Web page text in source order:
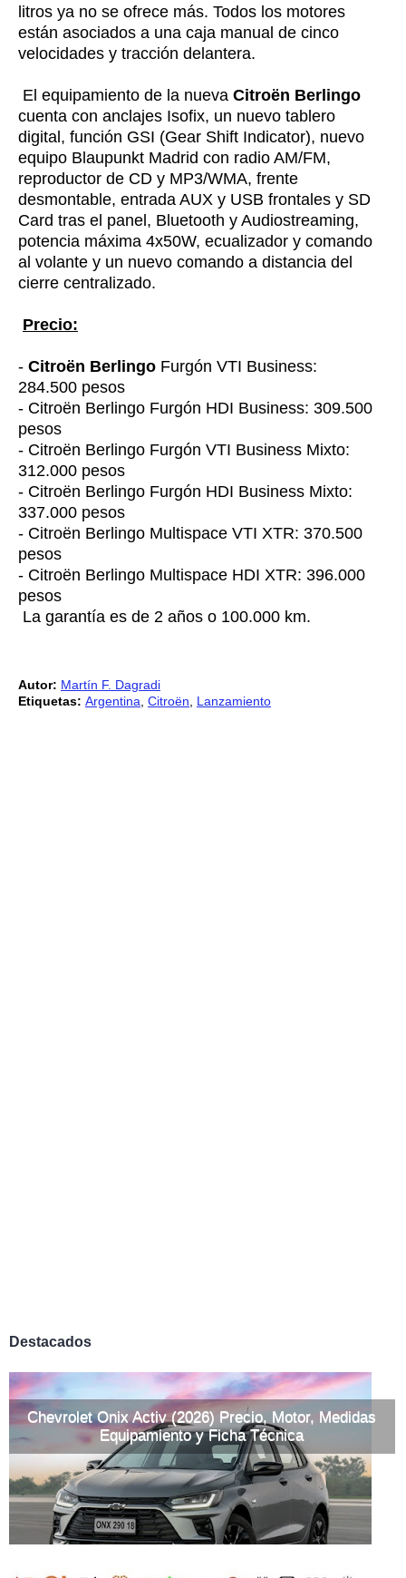
litros ya no se ofrece más. Todos los motores
están asociados a una caja manual de cinco
velocidades y tracción delantera.
El equipamiento de la nueva Citroën Berlingo
cuenta con anclajes Isofix, un nuevo tablero
digital, función GSI (Gear Shift Indicator), nuevo
equipo Blaupunkt Madrid con radio AM/FM,
reproductor de CD y MP3/WMA, frente
desmontable, entrada AUX y USB frontales y SD
Card tras el panel, Bluetooth y Audiostreaming,
potencia máxima 4x50W, ecualizador y comando
al volante y un nuevo comando a distancia del
cierre centralizado.
Precio:
- Citroën Berlingo Furgón VTI Business:
284.500 pesos
- Citroën Berlingo Furgón HDI Business: 309.500
pesos
- Citroën Berlingo Furgón VTI Business Mixto:
312.000 pesos
- Citroën Berlingo Furgón HDI Business Mixto:
337.000 pesos
- Citroën Berlingo Multispace VTI XTR: 370.500
pesos
- Citroën Berlingo Multispace HDI XTR: 396.000
pesos
La garantía es de 2 años o 100.000 km.
Autor: Martín F. Dagradi
Etiquetas: Argentina, Citroën, Lanzamiento
Destacados
Chevrolet Onix Activ (2026) Precio, Motor, Medidas
Equipamiento y Ficha Técnica